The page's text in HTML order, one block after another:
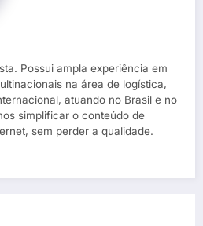
Possui ampla experiência em
na área de logística,
atuando no Brasil e no
simplificar o conteúdo de
sem perder a qualidade.